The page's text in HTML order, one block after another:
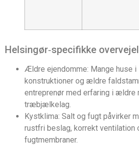
Helsingør‑specifikke
Ældre ejendomme: Mange huse i
konstruktioner og ældre
entreprenør med erfaring i ældre
træbjælkelag.
Kystklima: Salt og fugt påvirker
rustfri beslag, korrekt ventilation
fugtmembraner.